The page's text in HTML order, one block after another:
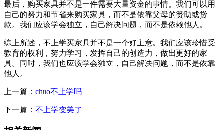
最后，购买家具并不是一件需要大量资金的事情。我们可以用
自己的努力和节省来购买家具，而不是依靠父母的赞助或贷
款。我们应该学会独立，自己解决问题，而不是依赖他人。
综上所述，不上学买家具并不是一个好主意。我们应该珍惜受
教育的权利，努力学习，发挥自己的创造力，做出更好的家
具。同时，我们也应该学会独立，自己解决问题，而不是依靠
他人。
上一篇： chuo不上学吗
下一篇： 不上学变美了